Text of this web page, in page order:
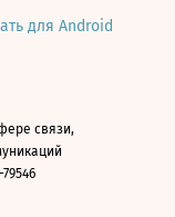
для Android
связи,